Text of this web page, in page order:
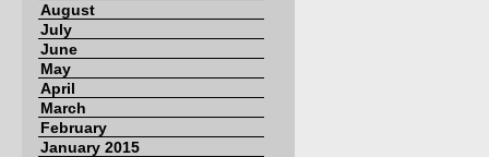
August
July
June
May
April
March
February
January 2015